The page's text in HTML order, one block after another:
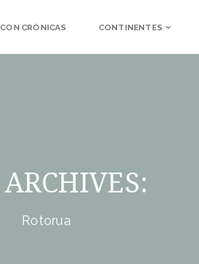
CRÓNICAS CONTINENTES
Rotorua